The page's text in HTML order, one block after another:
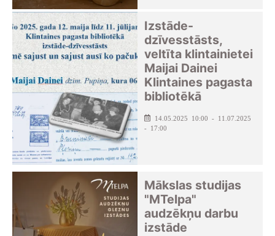
Izstāde-
dzīvesstāsts,
veltīta klintainietei
Maijai Dainei
Klintaines pagasta
bibliotēkā
14.05.2025 10:00 - 11.07.2025
- 17:00
Mākslas studijas
"MTelpa"
audzēkņu darbu
izstāde